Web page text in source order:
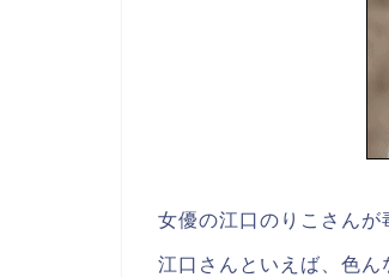
女優の江口のりこさん
江口さんといえば、色ん